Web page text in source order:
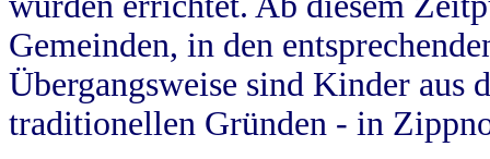
Gemeinden, in den
Übergangsweise sind Kinder aus
traditionellen Gründen - in